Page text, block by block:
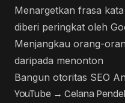
Menargetkan frasa
diberi peringkat oleh
Menjangkau orang-
daripada menonton
Bangun otoritas SEO
YouTube → Celana